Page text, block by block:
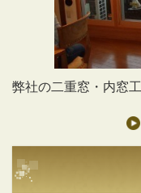
弊社の二重窓・内窓